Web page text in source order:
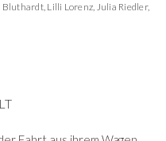
Bluthardt, Lilli Lorenz, Julia Riedler,